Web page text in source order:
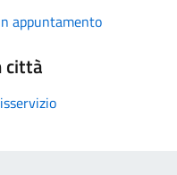
appuntamento
città